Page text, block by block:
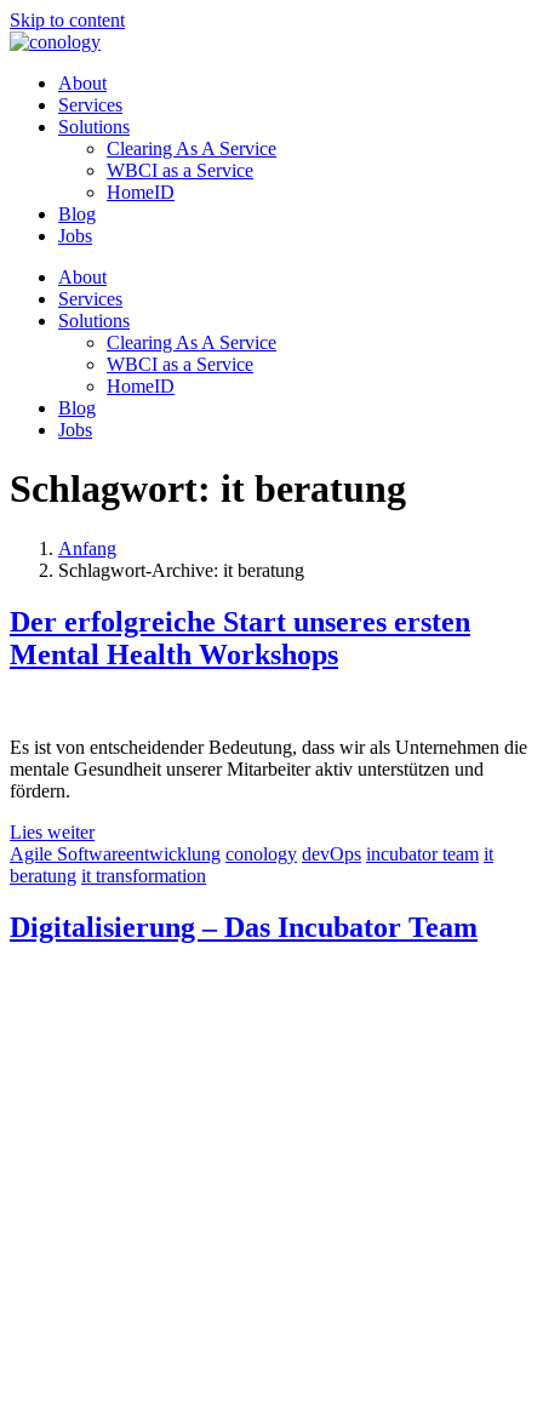
Skip to content
About
Services
Solutions
Clearing As A Service
WBCI as a Service
HomeID
Blog
Jobs
About
Services
Solutions
Clearing As A Service
WBCI as a Service
HomeID
Blog
Jobs
Schlagwort: it beratung
Anfang
Schlagwort-Archive: it beratung
Der erfolgreiche Start unseres ersten
Mental Health Workshops
Es ist von entscheidender Bedeutung, dass wir als Unternehmen die
mentale Gesundheit unserer Mitarbeiter aktiv unterstützen und
fördern.
Lies weiter
Agile Softwareentwicklung conology devOps incubator team it
beratung it transformation
Digitalisierung – Das Incubator Team